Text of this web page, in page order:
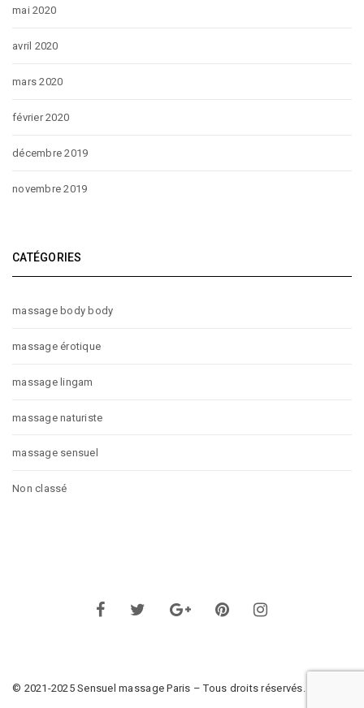
mai 2020
avril 2020
mars 2020
février 2020
décembre 2019
novembre 2019
CATÉGORIES
massage body body
massage érotique
massage lingam
massage naturiste
massage sensuel
Non classé
© 2021-2025 Sensuel massage Paris – Tous droits réservés.